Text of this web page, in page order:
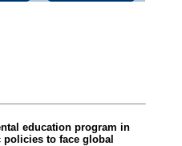
education program in
to face global